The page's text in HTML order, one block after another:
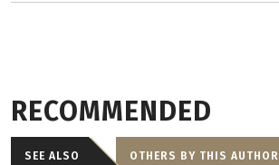
RECOMMENDED
SEE ALSO OTHERS BY THIS AUTHOR